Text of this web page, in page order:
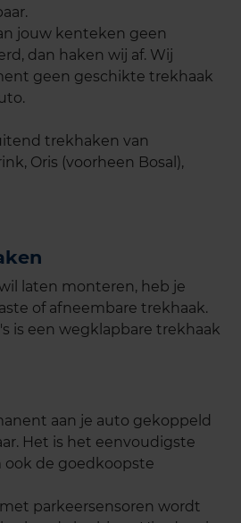
jouw kenteken geen
dan haken wij af. Wij
geen geschikte trekhaak
trekhaken van
Oris (voorheen Bosal),
laten monteren, heb je
of afneembare trekhaak.
is een wegklapbare trekhaak
aan je auto gekoppeld
Het is het eenvoudigste
ook de goedkoopste
parkeersensoren wordt